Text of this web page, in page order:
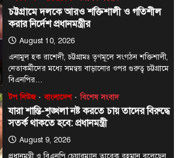
চট্টগ্রামে দলকে আরও শক্তিশালী ও গতিশীল
করার নির্দেশ প্রধানমন্ত্রীর
August 10, 2026
এনামুল হক রাশেদী, চট্টগ্রামঃ তৃণমূলে সংগঠন শক্তিশালী,
নেতাকর্মীদের মধ্যে সমন্বয় বাড়ানোর ওপর গুরুত্ব চট্টগ্রামে
বিএনপির…
টপ নিউজ বাংলাদেশ বিশেষ সংবাদ
যারা শান্তি-শৃঙ্খলা নষ্ট করতে চায় তাদের বিরুদ্ধে
সতর্ক থাকতে হবে: প্রধানমন্ত্রী
August 9, 2026